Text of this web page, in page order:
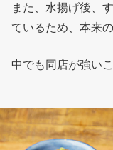
また、水揚げ後、
ているため、本来
中でも同店が強い